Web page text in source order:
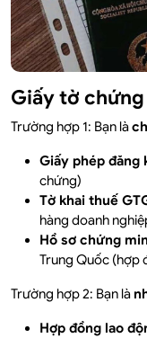
Giấy tờ
Trường hợp 1: Bạn là
Giấy phép đăng
chứng)
Tờ khai thuế
hàng doanh
Hồ sơ chứng
Trung Quốc (hợp
Trường hợp 2: Bạn là
Hợp đồng lao